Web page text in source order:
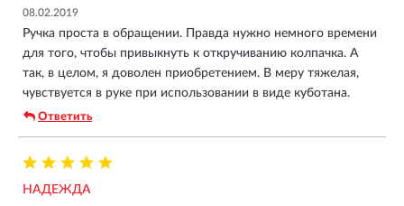
царапаться. Ношу в кармане на клипсе, всё таки
тактическая, быстро достал и записал, что нужно. В
джинсах практически не чувствуется. Ну а иного
предназначения для данных девайсов я и не вижу. Легкая,
удобная ,эргономичная.
08.02.2019
Ручка проста в обращении. Правда нужно немного времени
для того, чтобы привыкнуть к откручиванию колпачка. А
так, в целом, я доволен приобретением. В меру тяжелая,
чувствуется в руке при использовании в виде куботана.
Ответить
НАДЕЖДА